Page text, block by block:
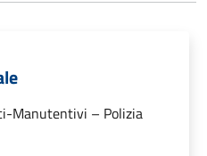
Manutentivi – Polizia